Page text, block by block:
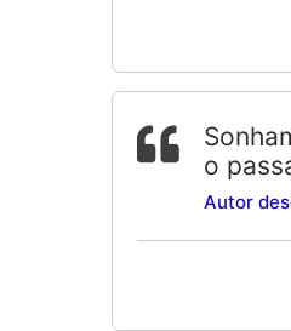
o
Autor